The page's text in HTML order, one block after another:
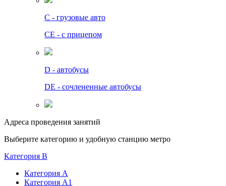
C - грузовые авто
СЕ - с прицепом
D - автобусы
DE - сочлененные автобусы
Адреса проведения занятий
Выберите категорию и удобную станцию метро
Категория B
Категория А
Категория А1